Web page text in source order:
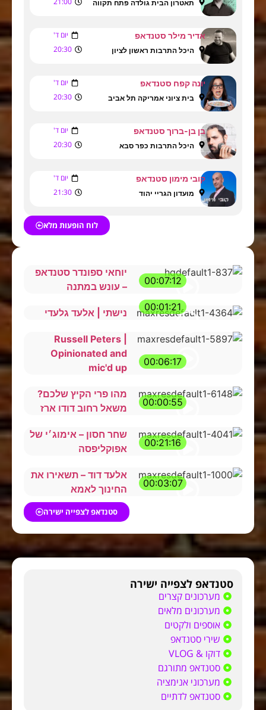
תאטרון הבית גולדה פתח תקווה
אדיר מילר סטנדאפ יום ד'
היכל התרבות ראשון לציון 20:30
יונה קפח סטנדאפ יום ד'
בית ציוני אמריקה תל אביב 20:30
בן בן-ברוך סטנדאפ יום ד'
היכל התרבות כפר סבא 20:30
קובי מימון סטנדאפ יום ד'
מועדון הגריי יהוד 21:30
לוח הופעות מלא
00:07:12
יוחאי ספונדר סטנדאפ
– עונש במתנה
00:01:21
נישתי | אלעד גלעדי
00:06:17
Russell Peters |
Opinionated and
mic'd up
00:00:55
מהו פרי הקיץ שלכם?
משאל רחוב דודו ארז
00:21:16
שחר חסון – אימוג׳י של
אפוקליפסה
00:03:07
אלעד דוד – תשאירו את
החינוך לאמא
סטנדאפ לצפייה ישירה
סטנדאפ לצפייה ישירה
מערכונים קצרים
מערכונים מלאים
אוספים ולקטים
שירי סטנדאפ
דוקו & VLOG
סטנדאפ מתורגם
מערכוני אנימציה
סטנדאפ לדתיים